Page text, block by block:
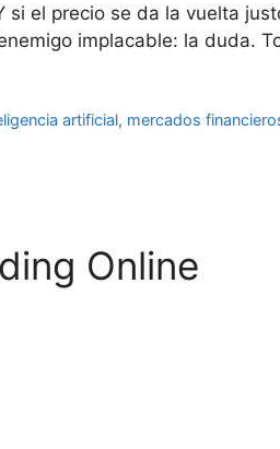
si el precio se da la vuelta
implacable: la duda.
artificial, mercados
Online